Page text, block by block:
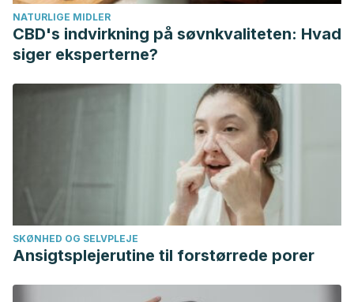
NATURLIGE MIDLER
CBD's indvirkning på søvnkvaliteten: Hvad
siger eksperterne?
SKØNHED OG SELVPLEJE
Ansigtsplejerutine til forstørrede porer